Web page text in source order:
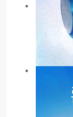
更
武碎星河
主演：内详
叫作你的
主演：洪